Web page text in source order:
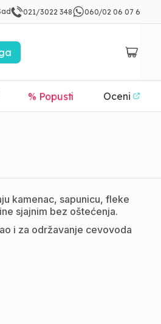
021/3022 348 060/02 06 07 6
% Popusti Oceni
kamenac, sapunicu, fleke
sjajnim bez oštećenja.
i za održavanje cevovoda